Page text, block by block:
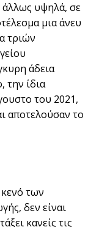
άλλως υψηλά, σε
µια άνευ
τριών
άδεια
την ίδια
του 2021,
αποτελούσαν το
κενό των
δεν είναι
κανείς τις